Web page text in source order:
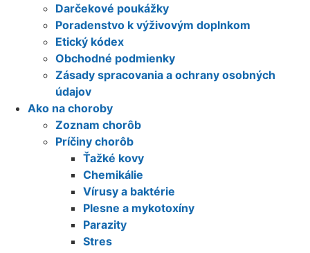
Darčekové poukážky
Poradenstvo k výživovým doplnkom
Etický kódex
Obchodné podmienky
Zásady spracovania a ochrany osobných
údajov
Ako na choroby
Zoznam chorôb
Príčiny chorôb
Ťažké kovy
Chemikálie
Vírusy a baktérie
Plesne a mykotoxíny
Parazity
Stres